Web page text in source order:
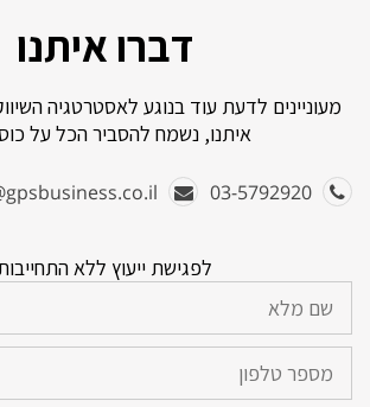
דברו איתנו
מעוניינים לדעת עוד בנוגע לאסטרטגיה
איתנו, נשמח להסביר הכל על
לפגישת ייעוץ ללא